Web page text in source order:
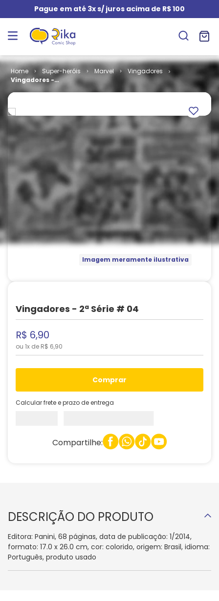
Pague em até 3x s/ juros acima de R$ 100
Super-heróis Marvel
Vingadores
Vingadores -
2ª Série # 04
Imagem meramente ilustrativa
Vingadores - 2ª Série # 04
R$ 6,90
ou 1x de R$ 6,90
comprar
Calcular frete e prazo de entrega
Compartilhe:
DESCRIÇÃO DO PRODUTO
Editora: Panini, 68 páginas, data de publicação: 1/2014,
formato: 17.0 x 26.0 cm, cor: colorido, origem: Brasil, idioma:
Português, produto usado